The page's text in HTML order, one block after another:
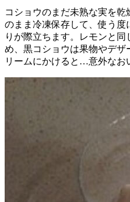
コショウのまだ未熟な実を
のまま冷凍保存して、使う
りが際立ちます。レモンと
め、黒コショウは果物やデザ
リームにかけると…意外なお